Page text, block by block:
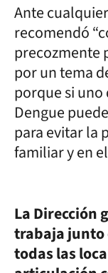
Ante
recomendó
precozmente
por un tema
porque si
Dengue
para evitar la
familiar y en
La Dirección
trabaja junto
todas las